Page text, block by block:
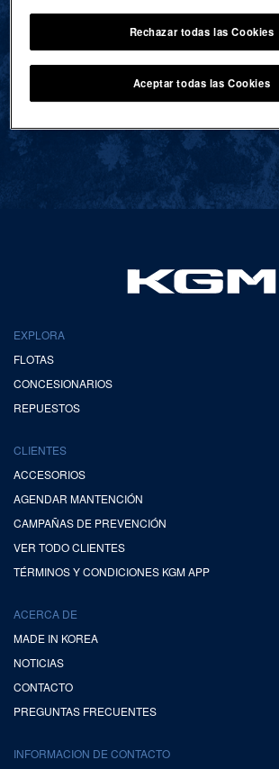
VOLVER AL INICIO
EXPLORA
FLOTAS
CONCESIONARIOS
REPUESTOS
CLIENTES
ACCESORIOS
AGENDAR MANTENCIÓN
CAMPAÑAS DE PREVENCIÓN
VER TODO CLIENTES
TÉRMINOS Y CONDICIONES KGM APP
ACERCA DE
MADE IN KOREA
NOTICIAS
CONTACTO
PREGUNTAS FRECUENTES
INFORMACION DE CONTACTO
Rechazar todas las Cookies
Aceptar todas las Cookies